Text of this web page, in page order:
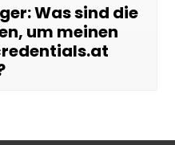
Was sind die
um meinen